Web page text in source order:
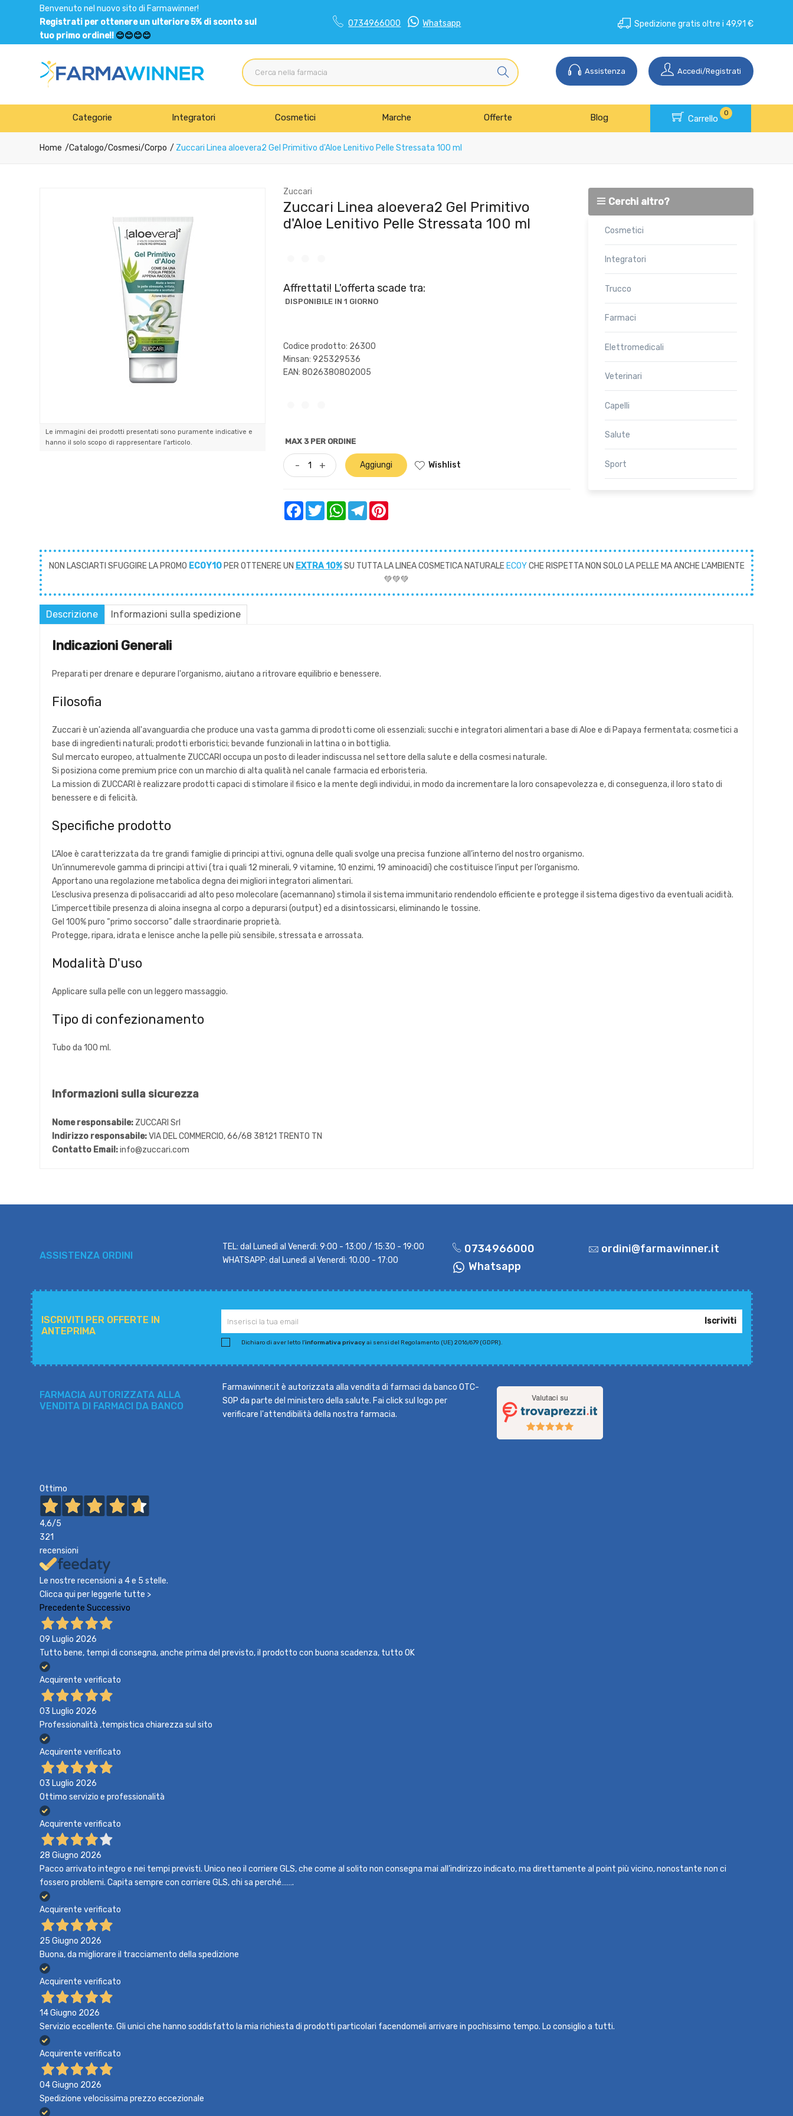
Benvenuto nel nuovo sito di Farmawinner!
Registrati per ottenere un ulteriore 5% di sconto sul
tuo primo ordine!! 😊😊😊😊
0734966000 Whatsapp Spedizione gratis oltre i 49,91 €
Assistenza Accedi/Registrati
Categorie Integratori Cosmetici Marche Offerte Blog Carrello
0
Home Catalogo/Cosmesi/Corpo Zuccari Linea aloevera2 Gel Primitivo d'Aloe Lenitivo Pelle Stressata 100 ml
Le immagini dei prodotti presentati sono puramente indicative e
hanno il solo scopo di rappresentare l'articolo.
Zuccari
Zuccari Linea aloevera2 Gel Primitivo
d'Aloe Lenitivo Pelle Stressata 100 ml
Affrettati! L'offerta scade tra:
DISPONIBILE IN 1 GIORNO
Codice prodotto: 26300
Minsan:925329536
EAN: 8026380802005
MAX 3 PER ORDINE
- + Aggiungi Wishlist
FacebookTwitter WhatsAppTelegram
Cerchi altro?
Cosmetici
Integratori
Trucco
Farmaci
Elettromedicali
Veterinari
Capelli
Salute
Sport
NON LASCIARTI SFUGGIRE LA PROMO ECOY10PER OTTENERE UN EXTRA 10%SU TUTTA LA LINEA COSMETICA NATURALE ECOYCHE RISPETTA NON SOLO LA PELLE MA ANCHE L'AMBIENTE
💚💚💚
Descrizione Informazioni sulla spedizione
Indicazioni Generali
Preparati per drenare e depurare l'organismo, aiutano a ritrovare equilibrio e benessere.
Filosofia
Zuccari è un'azienda all'avanguardia che produce una vasta gamma di prodotti come oli essenziali; succhi e integratori alimentari a base di Aloe e di Papaya fermentata; cosmetici a
base di ingredienti naturali; prodotti erboristici; bevande funzionali in lattina o in bottiglia.
Sul mercato europeo, attualmente ZUCCARI occupa un posto di leader indiscussa nel settore della salute e della cosmesi naturale.
Si posiziona come premium price con un marchio di alta qualità nel canale farmacia ed erboristeria.
La mission di ZUCCARI è realizzare prodotti capaci di stimolare il fisico e la mente degli individui, in modo da incrementare la loro consapevolezza e, di conseguenza, il loro stato di
benessere e di felicità.
Specifiche prodotto
L’Aloe è caratterizzata da tre grandi famiglie di principi attivi, ognuna delle quali svolge una precisa funzione all’interno del nostro organismo.
Un’innumerevole gamma di principi attivi (tra i quali 12 minerali, 9 vitamine, 10 enzimi, 19 aminoacidi) che costituisce l’input per l’organismo.
Apportano una regolazione metabolica degna dei migliori integratori alimentari.
L’esclusiva presenza di polisaccaridi ad alto peso molecolare (acemannano) stimola il sistema immunitario rendendolo efficiente e protegge il sistema digestivo da eventuali acidità.
L’impercettibile presenza di aloina insegna al corpo a depurarsi (output) ed a disintossicarsi, eliminando le tossine.
Gel 100% puro “primo soccorso” dalle straordinarie proprietà.
Protegge, ripara, idrata e lenisce anche la pelle più sensibile, stressata e arrossata.
Modalità D'uso
Applicare sulla pelle con un leggero massaggio.
Tipo di confezionamento
Tubo da 100 ml.
Informazioni sulla sicurezza
Nome responsabile: ZUCCARI Srl
Indirizzo responsabile:VIA DEL COMMERCIO, 66/68 38121 TRENTO TN
Contatto Email:info@zuccari.com
ASSISTENZA ORDINI
TEL: dal Lunedì al Venerdì: 9:00 - 13:00 / 15:30 - 19:00
WHATSAPP: dal Lunedì al Venerdì: 10.00 - 17:00
0734966000
Whatsapp
ordini@farmawinner.it
ISCRIVITI PER OFFERTE IN
ANTEPRIMA
Iscriviti
Dichiaro di aver letto l'informativa privacyai sensi del Regolamento (UE) 2016/679 (GDPR).
FARMACIA AUTORIZZATA ALLA
VENDITA DI FARMACI DA BANCO
Farmawinner.it è autorizzata alla vendita di farmaci da banco OTC-
SOP da parte del ministero della salute. Fai click sul logo per
verificare l'attendibilità della nostra farmacia.
Ottimo
4,6/5
321
recensioni
Le nostre recensioni a 4 e 5 stelle.
Clicca qui per leggerle tutte >
Precedente Successivo
09 Luglio 2026
Tutto bene, tempi di consegna, anche prima del previsto, il prodotto con buona scadenza, tutto OK
Acquirente verificato
03 Luglio 2026
Professionalità ,tempistica chiarezza sul sito
Acquirente verificato
03 Luglio 2026
Ottimo servizio e professionalità
Acquirente verificato
28 Giugno 2026
Pacco arrivato integro e nei tempi previsti. Unico neo il corriere GLS, che come al solito non consegna mai all’indirizzo indicato, ma direttamente al point più vicino, nonostante non ci
fossero problemi. Capita sempre con corriere GLS, chi sa perché…….
Acquirente verificato
25 Giugno 2026
Buona, da migliorare il tracciamento della spedizione
Acquirente verificato
14 Giugno 2026
Servizio eccellente. Gli unici che hanno soddisfatto la mia richiesta di prodotti particolari facendomeli arrivare in pochissimo tempo. Lo consiglio a tutti.
Acquirente verificato
04 Giugno 2026
Spedizione velocissima prezzo eccezionale